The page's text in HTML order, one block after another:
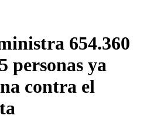
654.360
personas ya
contra el